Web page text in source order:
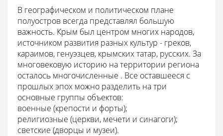
В географическом и политическом плане
полуостров всегда представлял большую
важность. Крым был центром многих народов,
источником развития разных культур - греков,
караимов, генуэзцев, крымских татар, русских. За
многовековую историю на территории региона
осталось многочисленные . Все оставшееся с
прошлых эпох можно разделить на три
основные группы объектов:
военные (крепости и форты);
религиозные (церкви, мечети и синагоги);
светские (дворцы и музеи).